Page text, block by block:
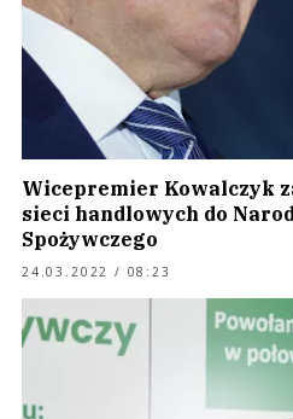
Wicepremier Kowalczyk
sieci handlowych do
Spożywczego
24.03.2022 / 08:23